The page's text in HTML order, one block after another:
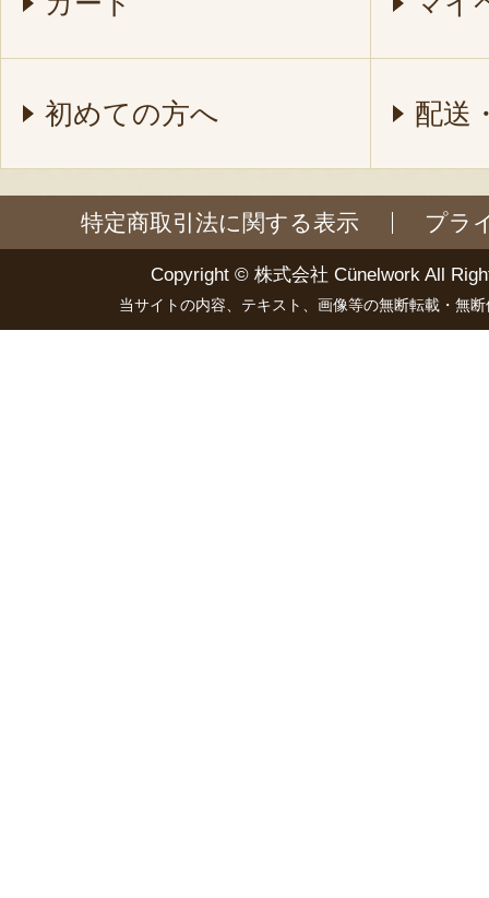
初めての方へ 配送
特定商取引法に関する表示 プラ
Copyright © 株式会社 Cünelwork All
当サイトの内容、テキスト、画像等の無断転載・無